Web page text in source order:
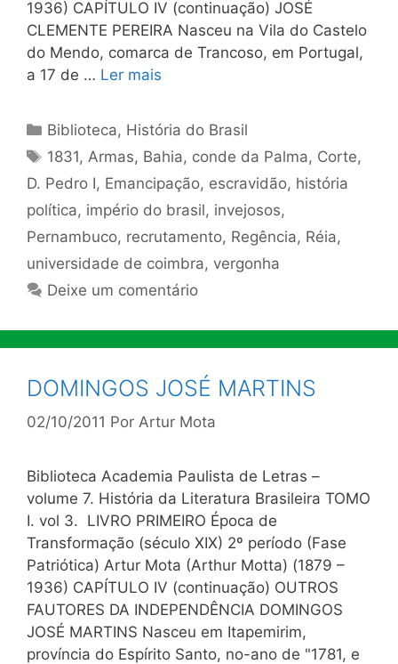
1936) CAPÍTULO IV (continuação) JOSÉ
CLEMENTE PEREIRA Nasceu na Vila do Castelo
do Mendo, comarca de Trancoso, em Portugal,
a 17 de … Ler mais
Categorias
Biblioteca, História do Brasil
Tags
1831, Armas, Bahia, conde da Palma, Corte,
D. Pedro I, Emancipação, escravidão, história
política, império do brasil, invejosos,
Pernambuco, recrutamento, Regência, Réia,
universidade de coimbra, vergonha
Deixe um comentário
DOMINGOS JOSÉ MARTINS
02/10/2011 Por Artur Mota
Biblioteca Academia Paulista de Letras –
volume 7. História da Literatura Brasileira TOMO
I. vol 3. LIVRO PRIMEIRO Época de
Transformação (século XIX) 2º período (Fase
Patriótica) Artur Mota (Arthur Motta) (1879 –
1936) CAPÍTULO IV (continuação) OUTROS
FAUTORES DA INDEPENDÊNCIA DOMINGOS
JOSÉ MARTINS Nasceu em Itapemirim,
província do Espírito Santo, no-ano de "1781, e